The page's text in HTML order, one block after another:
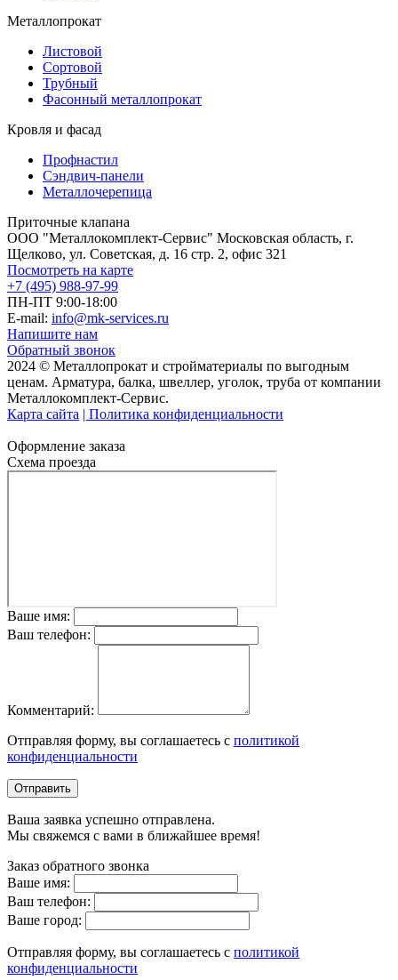
Металлопрокат
Листовой
Сортовой
Трубный
Фасонный металлопрокат
Кровля и фасад
Профнастил
Сэндвич-панели
Металлочерепица
Приточные клапана
ООО "Металлокомплект-Сервис" Московская область, г.
Щелково, ул. Советская, д. 16 стр. 2, офис 321
Посмотреть на карте
+7 (495) 988-97-99
ПН-ПТ 9:00-18:00
E-mail: info@mk-services.ru
Напишите нам
Обратный звонок
2024 © Металлопрокат и стройматериалы по выгодным
ценам. Арматура, балка, швеллер, уголок, труба от компании
Металлокомплект-Сервис.
Карта сайта | Политика конфиденциальности
Оформление заказа
Схема проезда
Ваше имя:
Ваш телефон:
Комментарий:
Отправляя форму, вы соглашаетесь с политикой
конфиденциальности
Отправить
Ваша заявка успешно отправлена.
Мы свяжемся с вами в ближайшее время!
Заказ обратного звонка
Ваше имя:
Ваш телефон:
Ваше город:
Отправляя форму, вы соглашаетесь с политикой
конфиденциальности